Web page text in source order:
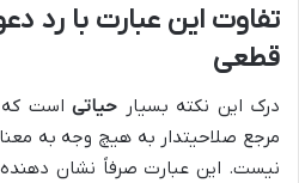
تفاوت این عبارت با رد
قطعی
درک این نکته بسیار حیاتیاست که
مرجع صلاحیتدار به هیچ وجه به
نیست. این عبارت صرفاً نشان دهنده